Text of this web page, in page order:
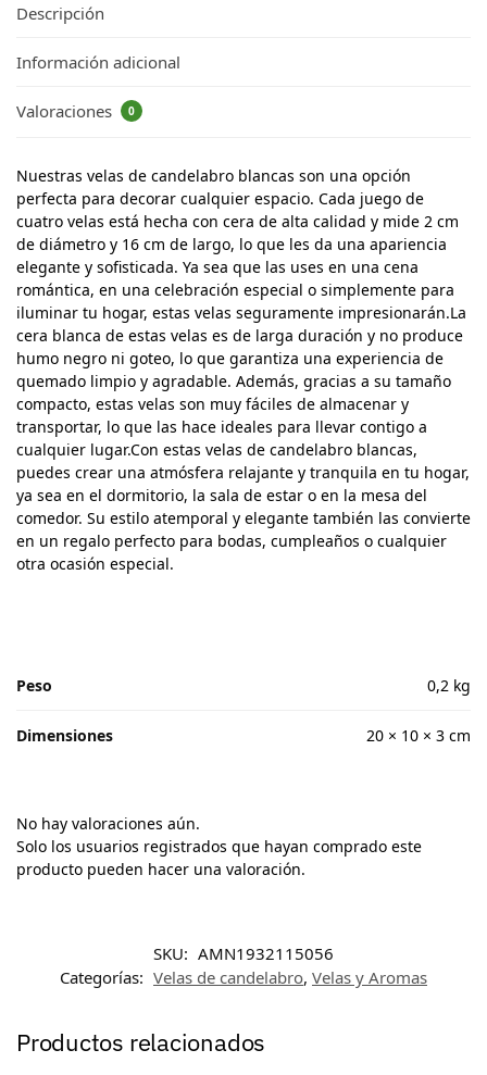
Descripción
Información adicional
Valoraciones 0
Nuestras velas de candelabro blancas son una opción
perfecta para decorar cualquier espacio. Cada juego de
cuatro velas está hecha con cera de alta calidad y mide 2 cm
de diámetro y 16 cm de largo, lo que les da una apariencia
elegante y sofisticada. Ya sea que las uses en una cena
romántica, en una celebración especial o simplemente para
iluminar tu hogar, estas velas seguramente impresionarán.La
cera blanca de estas velas es de larga duración y no produce
humo negro ni goteo, lo que garantiza una experiencia de
quemado limpio y agradable. Además, gracias a su tamaño
compacto, estas velas son muy fáciles de almacenar y
transportar, lo que las hace ideales para llevar contigo a
cualquier lugar.Con estas velas de candelabro blancas,
puedes crear una atmósfera relajante y tranquila en tu hogar,
ya sea en el dormitorio, la sala de estar o en la mesa del
comedor. Su estilo atemporal y elegante también las convierte
en un regalo perfecto para bodas, cumpleaños o cualquier
otra ocasión especial.
Peso 0,2 kg
Dimensiones 20 × 10 × 3 cm
No hay valoraciones aún.
Solo los usuarios registrados que hayan comprado este
producto pueden hacer una valoración.
SKU: AMN1932115056
Categorías: Velas de candelabro, Velas y Aromas
Productos relacionados